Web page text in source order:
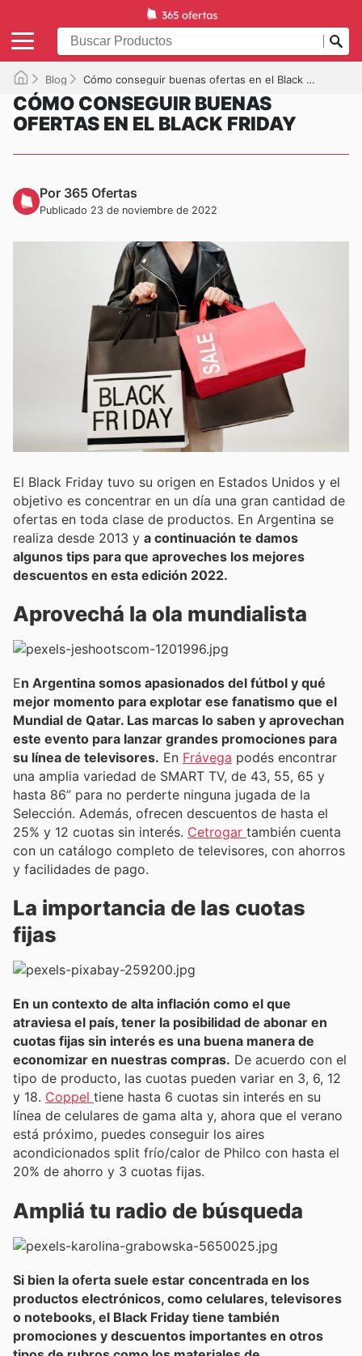
Blog Cómo conseguir buenas ofertas en el Black Friday
CÓMO CONSEGUIR BUENAS
OFERTAS EN EL BLACK FRIDAY
Por 365 Ofertas
Publicado 23 de noviembre de 2022
El Black Friday tuvo su origen en Estados Unidos y el
objetivo es concentrar en un día una gran cantidad de
ofertas en toda clase de productos. En Argentina se
realiza desde 2013 y a continuación te damos
algunos tips para que aproveches los mejores
descuentos en esta edición 2022.
Aprovechá la ola mundialista
En Argentina somos apasionados del fútbol y qué
mejor momento para explotar ese fanatismo que el
Mundial de Qatar. Las marcas lo saben y aprovechan
este evento para lanzar grandes promociones para
su línea de televisores. En Frávega podés encontrar
una amplia variedad de SMART TV, de 43, 55, 65 y
hasta 86” para no perderte ninguna jugada de la
Selección. Además, ofrecen descuentos de hasta el
25% y 12 cuotas sin interés. Cetrogar también cuenta
con un catálogo completo de televisores, con ahorros
y facilidades de pago.
La importancia de las cuotas
fijas
En un contexto de alta inflación como el que
atraviesa el país, tener la posibilidad de abonar en
cuotas fijas sin interés es una buena manera de
economizar en nuestras compras. De acuerdo con el
tipo de producto, las cuotas pueden variar en 3, 6, 12
y 18. Coppel tiene hasta 6 cuotas sin interés en su
línea de celulares de gama alta y, ahora que el verano
está próximo, puedes conseguir los aires
acondicionados split frío/calor de Philco con hasta el
20% de ahorro y 3 cuotas fijas.
Ampliá tu radio de búsqueda
Si bien la oferta suele estar concentrada en los
productos electrónicos, como celulares, televisores
o notebooks, el Black Friday tiene también
promociones y descuentos importantes en otros